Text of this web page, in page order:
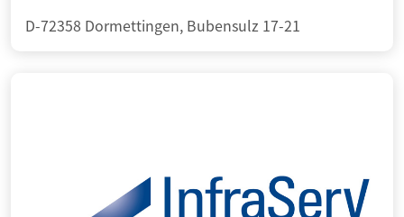
D-72358 Dormettingen, Bubensulz 17-21